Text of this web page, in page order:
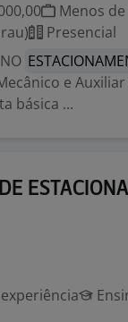
Menos
Presencial
e
básica ...